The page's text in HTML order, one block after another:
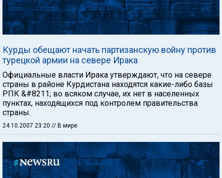
Курды обещают начать партизанскую войну против
турецкой армии на севере Ирака
Официальные власти Ирака утверждают, что на севере
страны в районе Курдистана находятся какие-либо базы
РПК &#8211; во всяком случае, их нет в населенных
пунктах, находящихся под контролем правительства
страны.
24.10.2007 23:20 // В мире